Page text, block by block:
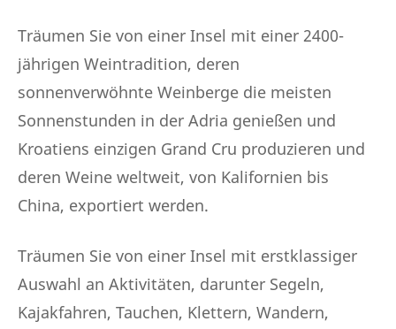
Träumen Sie von einer Insel mit einer 2400-
jährigen Weintradition, deren
sonnenverwöhnte Weinberge die meisten
Sonnenstunden in der Adria genießen und
Kroatiens einzigen Grand Cru produzieren und
deren Weine weltweit, von Kalifornien bis
China, exportiert werden.
Träumen Sie von einer Insel mit erstklassiger
Auswahl an Aktivitäten, darunter Segeln,
Kajakfahren, Tauchen, Klettern, Wandern,